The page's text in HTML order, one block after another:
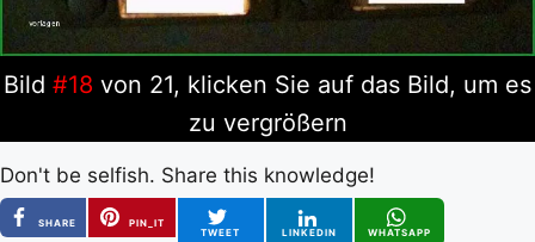
Bild #18 von 21, klicken Sie auf das Bild, um es
zu vergrößern
Don't be selfish. Share this knowledge!
SHARE
PIN_IT
TWEET
LINKEDIN WHATSAPP